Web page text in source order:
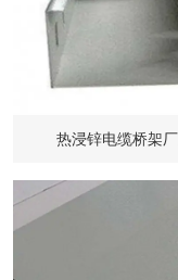
热浸锌电缆桥架